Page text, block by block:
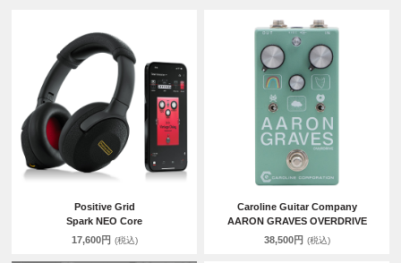
Positive Grid
Spark NEO Core
17,600円 (税込)
Caroline Guitar Company
AARON GRAVES OVERDRIVE
38,500円 (税込)